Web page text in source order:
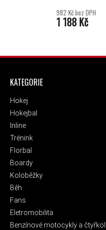
982 Kč bez DPH
1 188 Kč
ZÁPATÍ
KATEGORIE
Hokej
Hokejbal
Inline
Trénink
Florbal
Boardy
Koloběžky
Běh
Fans
Eletromobilita
Benzínové motocykly a